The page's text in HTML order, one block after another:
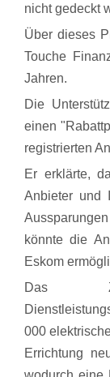
nicht gedeckt
Über dieses
Touche
Jahren.
Die
einen
registrierten
Er erklärte,
Anbieter und
könnte die
Eskom
Das
000
Errichtung